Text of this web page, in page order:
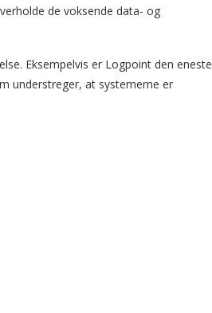
de voksende data- og
Eksempelvis er Logpoint den eneste
understreger, at systemerne er